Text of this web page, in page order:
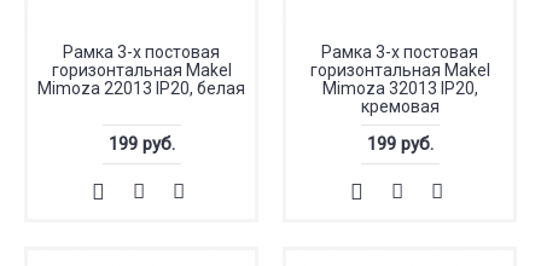
Рамка 3-х постовая
горизонтальная Makel
Mimoza 22013 IP20, белая
199 руб.
Рамка 3-х постовая
горизонтальная Makel
Mimoza 32013 IP20,
кремовая
199 руб.